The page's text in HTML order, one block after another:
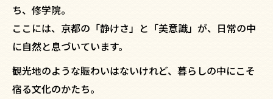
ち、修学院。
ここには、京都の「静けさ」と「美意識」が、日常の中
に自然と息づいています。
観光地のような賑わいはないけれど、暮らしの中にこそ
宿る文化のかたち。